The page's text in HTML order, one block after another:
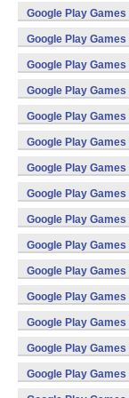
v8a) (Android)
Google Play
v8a) (Android)
Google Play
v7a) (Android)
Google Play
v7a) (Android)
Google Play
v7a) (Android)
Google Play
v7a) (Android)
Google Play
v7a) (Android)
Google Play
v8a) (Android)
Google Play
v8a) (Android)
Google Play
v8a) (Android)
Google Play
v7a) (Android)
Google Play
v7a) (Android)
Google Play
v7a) (Android)
Google Play
v7a) (Android)
Google Play
v7a) (Android)
Google Play
v8a) (Android)